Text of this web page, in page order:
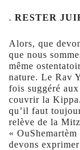
. RESTER
Alors, que
que nous
même
nature. Le Rav
fois suggéré
couvrir la
qu’il faut
relève de la
«
devons